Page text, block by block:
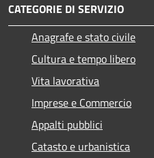
CATEGORIE DI SERVIZIO
Anagrafe e stato civile
Cultura e tempo libero
Vita lavorativa
Imprese e Commercio
Appalti pubblici
Catasto e urbanistica